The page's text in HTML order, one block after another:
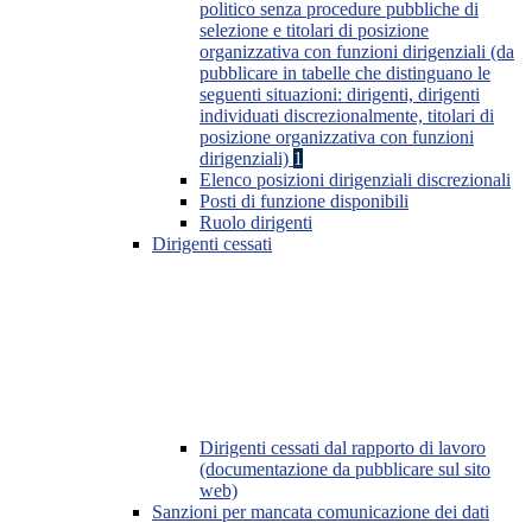
politico senza procedure pubbliche di
selezione e titolari di posizione
organizzativa con funzioni dirigenziali (da
pubblicare in tabelle che distinguano le
seguenti situazioni: dirigenti, dirigenti
individuati discrezionalmente, titolari di
posizione organizzativa con funzioni
dirigenziali) 1
Elenco posizioni dirigenziali discrezionali
Posti di funzione disponibili
Ruolo dirigenti
Dirigenti cessati
Dirigenti cessati dal rapporto di lavoro
(documentazione da pubblicare sul sito
web)
Sanzioni per mancata comunicazione dei dati